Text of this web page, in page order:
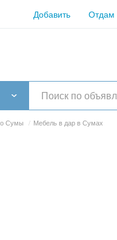
Добавить Отдам
Сумы / Мебель в дар в Сумах